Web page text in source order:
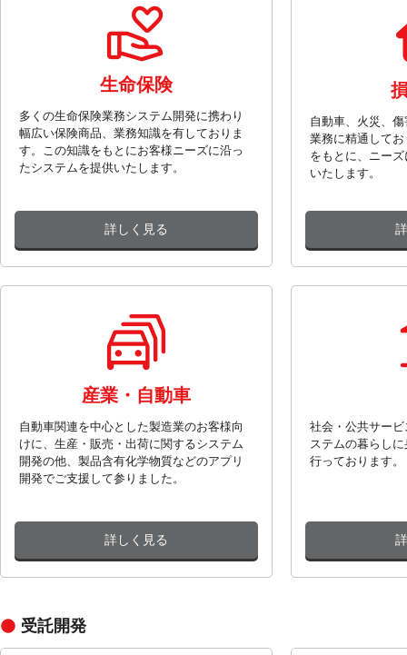
生命保険
多くの生命保険業務システム開発に携わり
幅広い保険商品、業務知識を有しておりま
す。この知識をもとにお客様ニーズに沿っ
たシステムを提供いたします。
詳しく見る
自動車、火災、
業務に精通して
をもとに、ニー
いたします。
産業・自動車
自動車関連を中心とした製造業のお客様向
けに、生産・販売・出荷に関するシステム
開発の他、製品含有化学物質などのアプリ
開発でご支援して参りました。
詳しく見る
社会・公共サー
ステムの暮らし
行っております。
受託開発